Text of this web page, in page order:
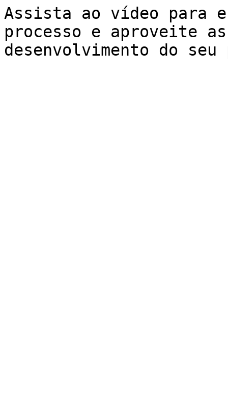
Assista ao vídeo para
processo e aproveite
desenvolvimento do